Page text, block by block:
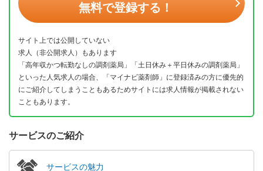
無料で登録する！
サイト上では公開していない
求人（非公開求人）もあります
「高年収かつ転勤なしの調剤薬局」「土日休み＋平日休みの調剤薬局」
といった人気求人の場合、「マイナビ薬剤師」に登録済みの方に優先的
にご紹介してしまうこともあるためサイトには求人情報が掲載されない
こともあります。
サービスのご紹介
サービスの魅力